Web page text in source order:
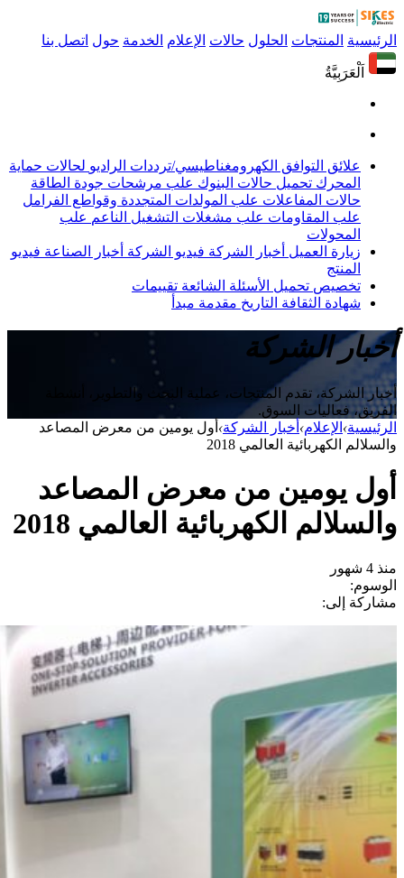
الرئيسية المنتجات الحلول حالات الإعلام الخدمة حول اتصل بنا
اَلْعَرَبِيَّةُ
علائق التوافق الكهرومغناطيسي/ترددات الراديو لحالات حماية
المحرك تحميل حالات البنوك علب مرشحات جودة الطاقة
حالات المفاعلات علب المولدات المتجددة وقواطع الفرامل
علب المقاومات علب مشغلات التشغيل الناعم علب
المحولات
زيارة العميل أخبار الشركة فيديو الشركة أخبار الصناعة فيديو
المنتج
تخصيص تحميل الأسئلة الشائعة تقييمات
شهادة الثقافة التاريخ مقدمة مبدأ
أخبار الشركة
أخبار الشركة، تقدم المنتجات، عملية البحث والتطوير، أنشطة
الفريق، فعاليات السوق.
الرئيسية› الإعلام› أخبار الشركة› أول يومين من معرض المصاعد
والسلالم الكهربائية العالمي 2018
أول يومين من معرض المصاعد
والسلالم الكهربائية العالمي 2018
منذ 4 شهور
الوسوم:
مشاركة إلى: